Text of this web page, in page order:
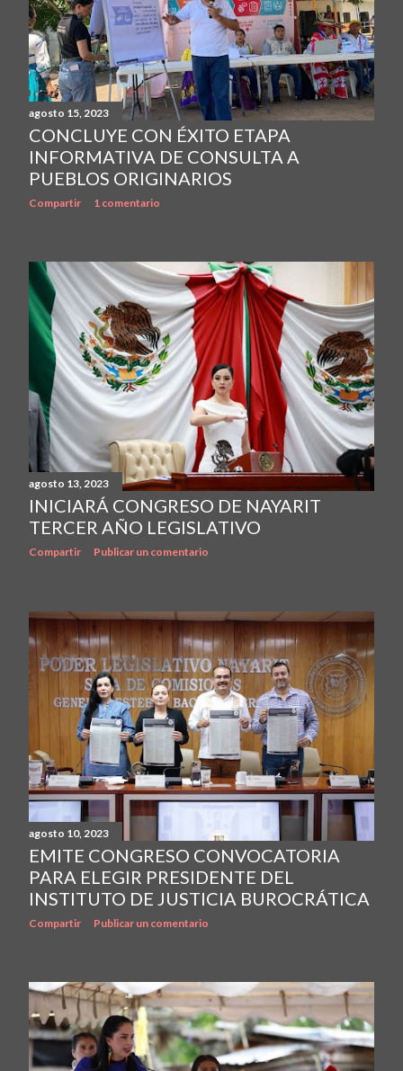
agosto 15, 2023
CONCLUYE CON ÉXITO ETAPA
INFORMATIVA DE CONSULTA A
PUEBLOS ORIGINARIOS
Compartir 1 comentario
agosto 13, 2023
INICIARÁ CONGRESO DE NAYARIT
TERCER AÑO LEGISLATIVO
Compartir Publicar un comentario
agosto 10, 2023
EMITE CONGRESO CONVOCATORIA
PARA ELEGIR PRESIDENTE DEL
INSTITUTO DE JUSTICIA BUROCRÁTICA
Compartir Publicar un comentario